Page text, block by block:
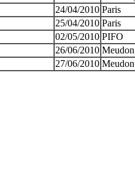
24/04/2010 Paris
25/04/2010 Paris
02/05/2010 PIFO
26/06/2010 Meudon
27/06/2010 Meudon